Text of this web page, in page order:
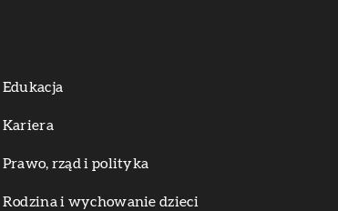
Edukacja
Kariera
Prawo, rząd i polityka
Rodzina i wychowanie dzieci